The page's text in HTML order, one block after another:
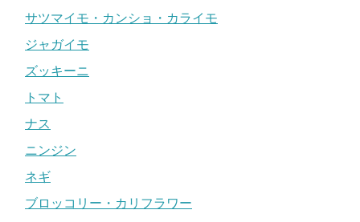
サツマイモ・カンショ・カライモ
ジャガイモ
ズッキーニ
トマト
ナス
ニンジン
ネギ
ブロッコリー・カリフラワー